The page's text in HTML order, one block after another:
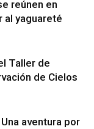
reúnen en
al yaguareté
Taller de
de Cielos
aventura por